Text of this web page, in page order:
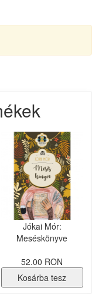
Jókai Mór:
Meséskönyve
52.00 RON
Kosárba tesz